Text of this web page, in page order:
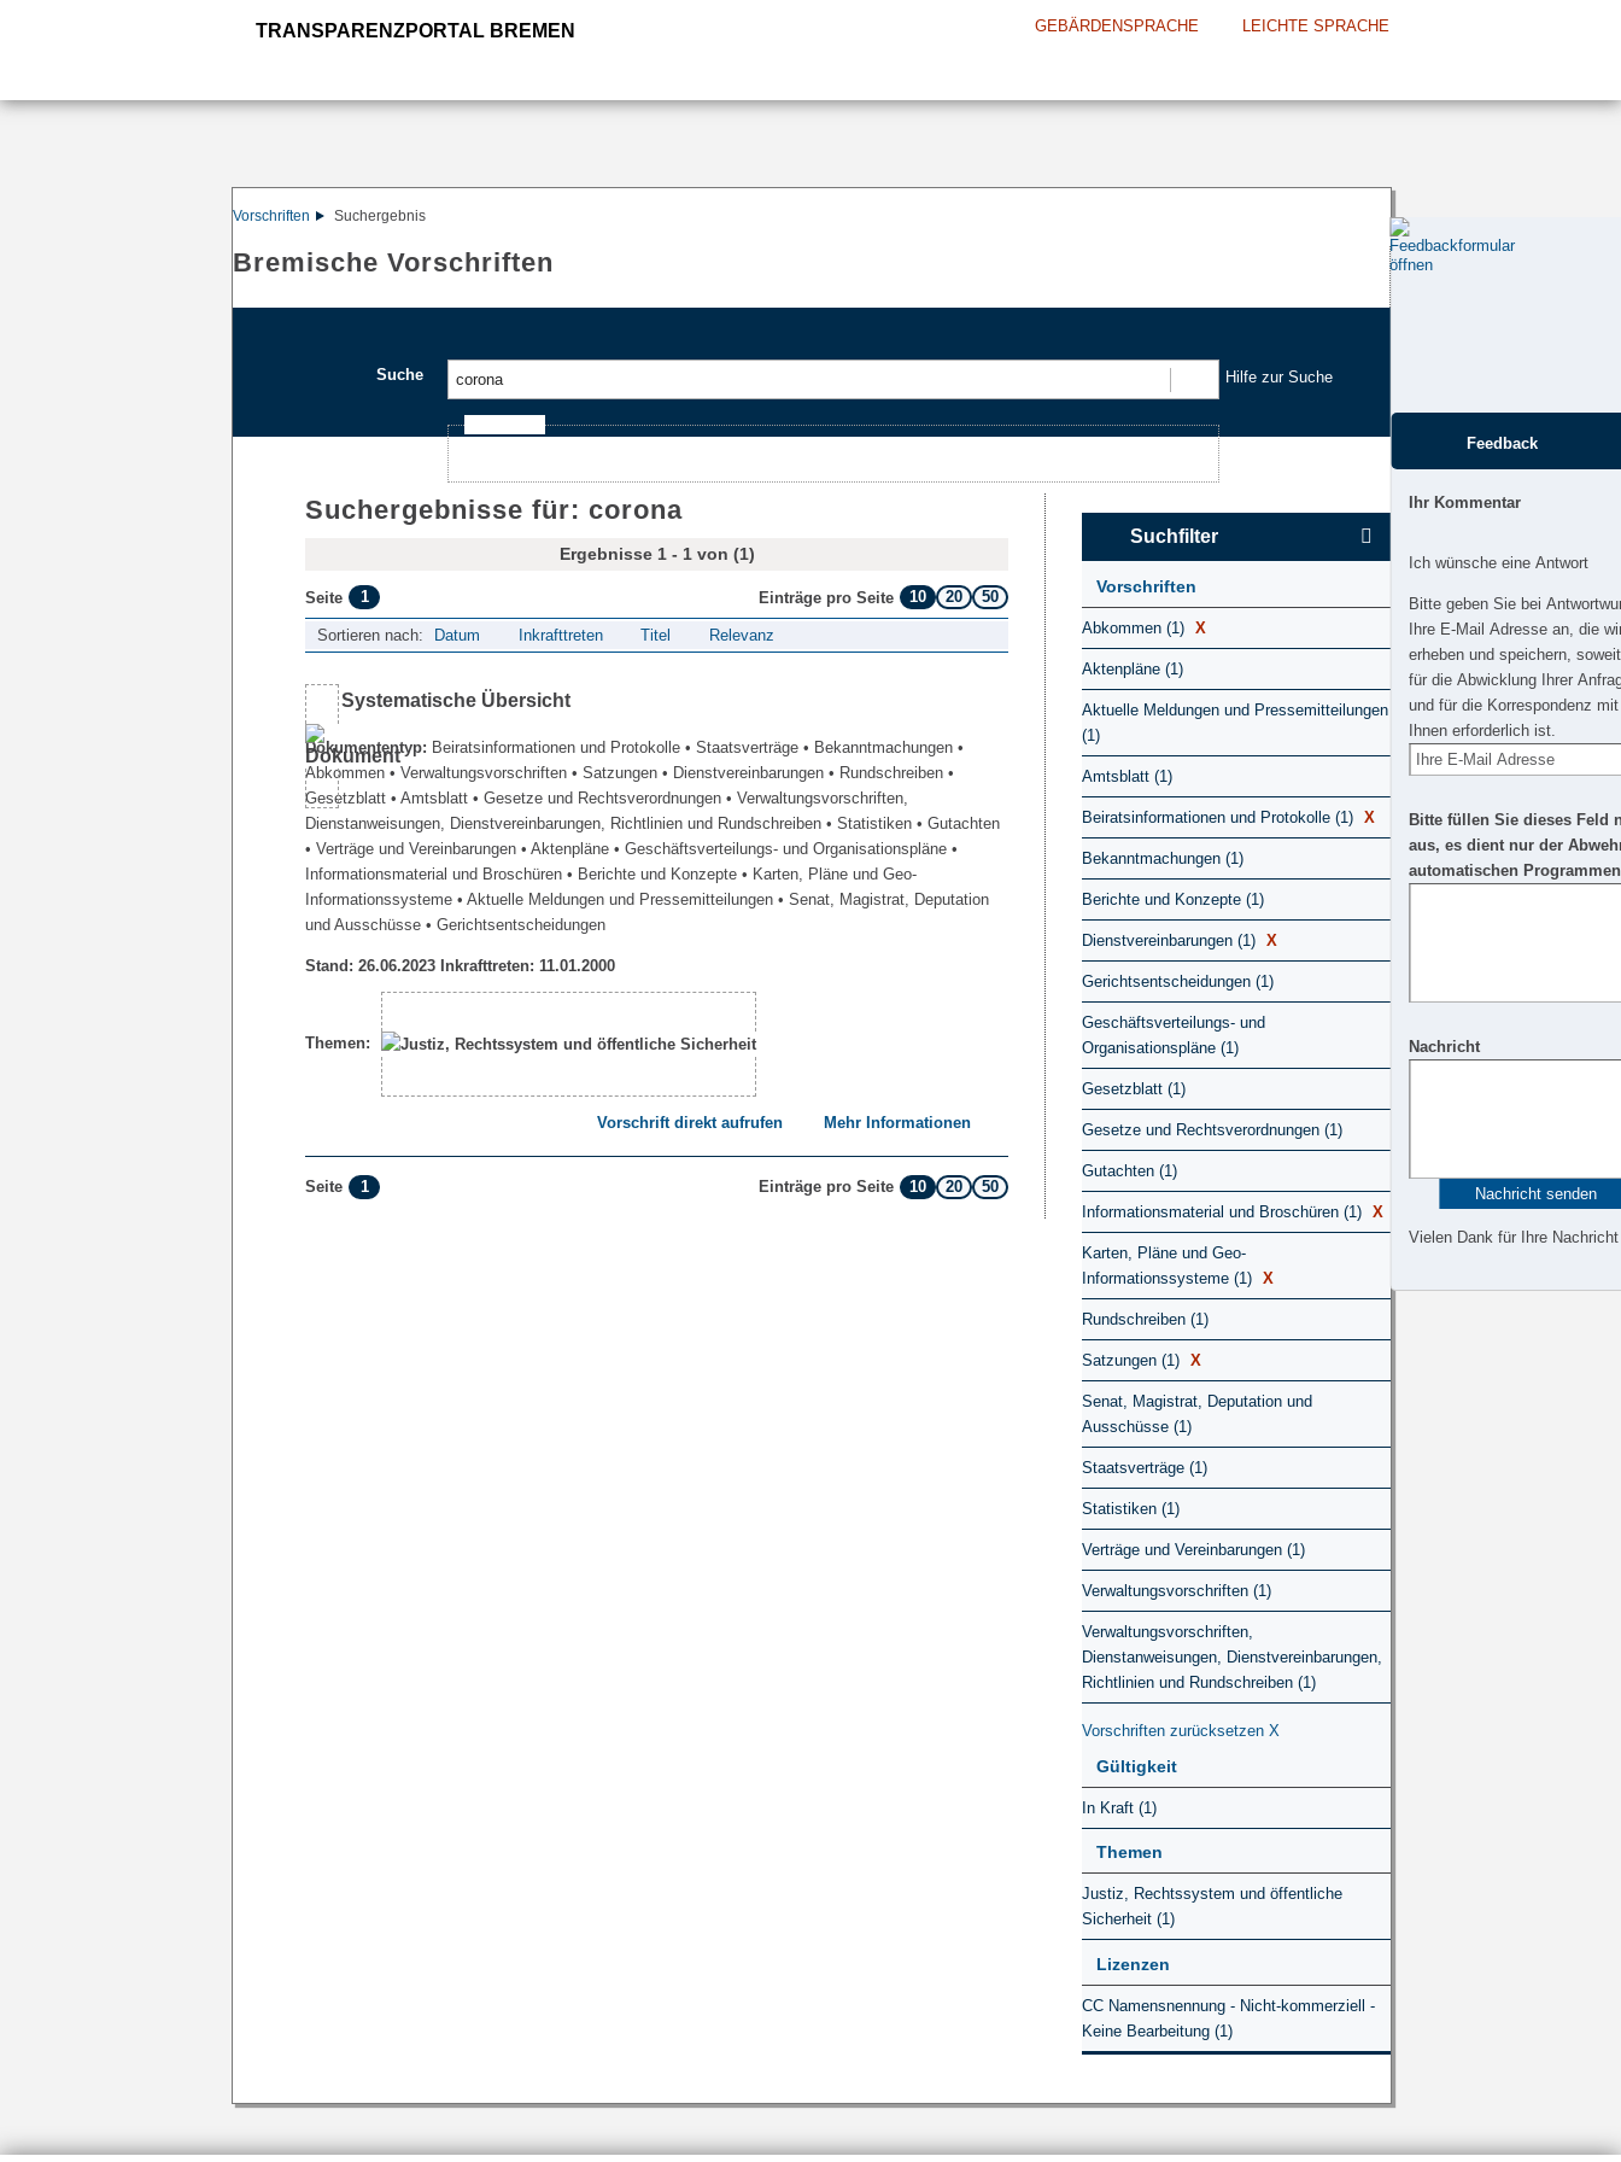
TRANSPARENZPORTAL BREMEN GEBÄRDENSPRACHE LEICHTE SPRACHE
Vorschriften Suchergebnis
Bremische Vorschriften
Suche Hilfe zur Suche
Suchergebnisse für: corona
Ergebnisse 1 - 1 von (1)
Seite 1 Einträge pro Seite 10 20 50
Sortieren nach: Datum Inkrafttreten Titel Relevanz
Systematische Übersicht
Dokumententyp: Beiratsinformationen und Protokolle • Staatsverträge • Bekanntmachungen •
Abkommen • Verwaltungsvorschriften • Satzungen • Dienstvereinbarungen • Rundschreiben •
Gesetzblatt • Amtsblatt • Gesetze und Rechtsverordnungen • Verwaltungsvorschriften,
Dienstanweisungen, Dienstvereinbarungen, Richtlinien und Rundschreiben • Statistiken • Gutachten
• Verträge und Vereinbarungen • Aktenpläne • Geschäftsverteilungs- und Organisationspläne •
Informationsmaterial und Broschüren • Berichte und Konzepte • Karten, Pläne und Geo-
Informationssysteme • Aktuelle Meldungen und Pressemitteilungen • Senat, Magistrat, Deputation
und Ausschüsse • Gerichtsentscheidungen
Stand: 26.06.2023 Inkrafttreten: 11.01.2000
Themen:
Vorschrift direkt aufrufen Mehr Informationen
Seite 1 Einträge pro Seite 10 20 50
Suchfilter
Vorschriften
Abkommen (1) X
Aktenpläne (1)
Aktuelle Meldungen und Pressemitteilungen
(1)
Amtsblatt (1)
Beiratsinformationen und Protokolle (1) X
Bekanntmachungen (1)
Berichte und Konzepte (1)
Dienstvereinbarungen (1) X
Gerichtsentscheidungen (1)
Geschäftsverteilungs- und
Organisationspläne (1)
Gesetzblatt (1)
Gesetze und Rechtsverordnungen (1)
Gutachten (1)
Informationsmaterial und Broschüren (1) X
Karten, Pläne und Geo-
Informationssysteme (1) X
Rundschreiben (1)
Satzungen (1) X
Senat, Magistrat, Deputation und
Ausschüsse (1)
Staatsverträge (1)
Statistiken (1)
Verträge und Vereinbarungen (1)
Verwaltungsvorschriften (1)
Verwaltungsvorschriften,
Dienstanweisungen, Dienstvereinbarungen,
Richtlinien und Rundschreiben (1)
Vorschriften zurücksetzen X
Gültigkeit
In Kraft (1)
Themen
Justiz, Rechtssystem und öffentliche
Sicherheit (1)
Lizenzen
CC Namensnennung - Nicht-kommerziell -
Keine Bearbeitung (1)
Feedback
Ihr Kommentar
Ich wünsche eine Antwort
Bitte geben Sie bei
Ihre E-Mail Adresse an, die
erheben und speichern,
für die Abwicklung Ihrer
und für die Korrespondenz mit
Ihnen erforderlich ist.
Bitte füllen Sie dieses Feld
aus, es dient nur der
automatischen
Nachricht
Vielen Dank für Ihre Nachricht